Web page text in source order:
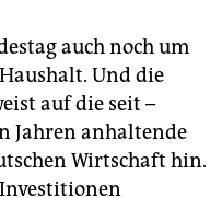
auch noch um
Und die
auf die seit –
Jahren anhaltende
Wirtschaft hin.